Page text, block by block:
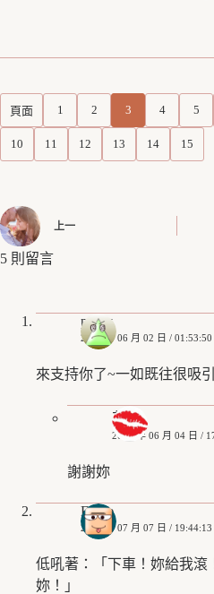
頁面 1 2 3 4 5
10 11 12 13 14 15
上一
5 則留言
pinky
2018 年 06 月 02 日 / 01:53:50
來支持你了~一如既往很吸
艾姬
2018 年 06 月 04 日 /
謝謝妳
Eddie
2018 年 07 月 07 日 / 19:44:13
低吼著：「下車！妳給我滾
妳！」